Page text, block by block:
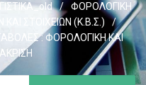
/
ΦΟΡΟΛΟΓΙΚΗ
ΚΑΙ ΣΤΟΙΧΕΙΩΝ (Κ.Β.Σ.)
/
: ΦΟΡΟΛΟΓΙΚΗ ΚΑΙ